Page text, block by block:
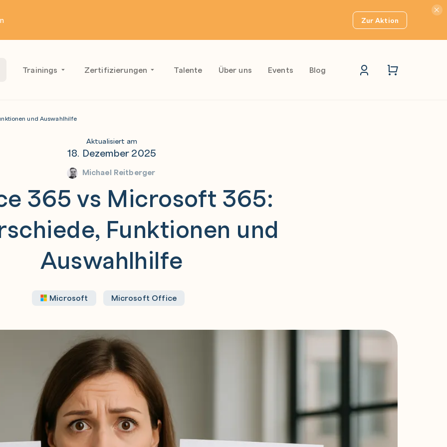
Zur Aktion
Trainings Zertifizierungen Talente Über uns Events Blog
und Auswahlhilfe
Aktualisiert am
18. Dezember 2025
Michael Reitberger
365 vs Microsoft 365:
Funktionen und
Auswahlhilfe
Microsoft Microsoft Office